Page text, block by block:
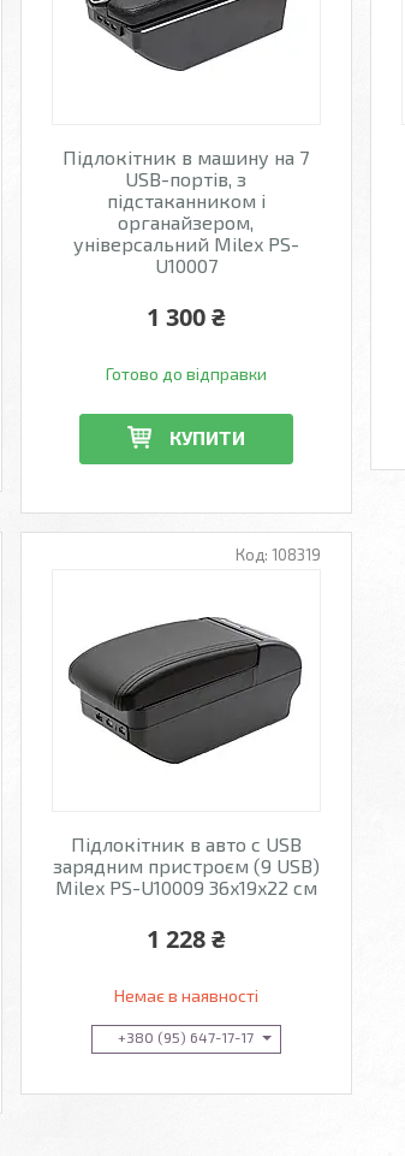
Підлокітник в машину на 7
USB-портів, з
підстаканником і
органайзером,
універсальний Milex PS-
U10007
1 300 ₴
Готово до відправки
КУПИТИ
108319
Підлокітник в авто с USB
зарядним пристроєм (9 USB)
Milex PS-U10009 36x19x22 см
1 228 ₴
Немає в наявності
+380 (95) 647-17-17